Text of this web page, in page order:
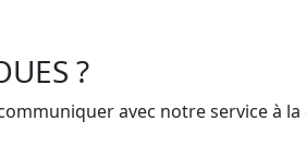
?
avec notre service à la